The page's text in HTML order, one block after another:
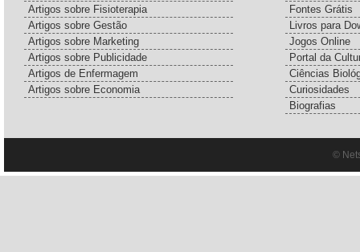
Artigos sobre Fisioterapia
Artigos sobre Gestão
Artigos sobre Marketing
Artigos sobre Publicidade
Artigos de Enfermagem
Artigos sobre Economia
Fontes Grátis
Livros para
Jogos Online
Portal da
Ciências
Curiosidades
Biografias
©